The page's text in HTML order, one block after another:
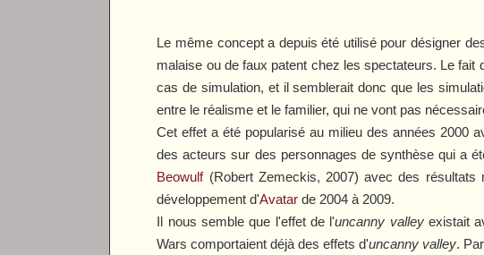
Le même concept a depuis été utilisé pour désigner
malaise ou de faux patent chez les spectateurs. Le
cas de simulation, et il semblerait donc que les
entre le réalisme et le familier, qui ne vont pas
Cet effet a été popularisé au milieu des années 2000
des acteurs sur des personnages de synthèse qui a
Beowulf(Robert Zemeckis, 2007) avec des résultats
développement d'Avatar de 2004 à 2009.
Il nous semble que l'effet de l'uncanny valley existait
Wars comportaient déjà des effets d'uncanny valley.